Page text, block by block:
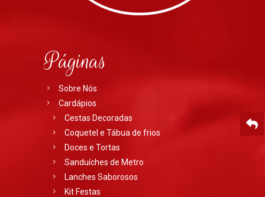
Páginas
Sobre Nós
Cardápios
Cestas Decoradas
Coquetel e Tábua de frios
Doces e Tortas
Sanduíches de Metro
Lanches Saborosos
Kit Festas